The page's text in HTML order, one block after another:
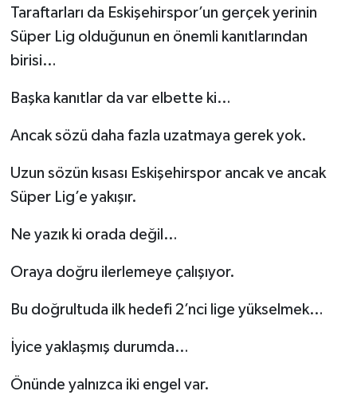
Taraftarları da Eskişehirspor’un gerçek yerinin
Süper Lig olduğunun en önemli kanıtlarından
birisi…
Başka kanıtlar da var elbette ki…
Ancak sözü daha fazla uzatmaya gerek yok.
Uzun sözün kısası Eskişehirspor ancak ve ancak
Süper Lig’e yakışır.
Ne yazık ki orada değil…
Oraya doğru ilerlemeye çalışıyor.
Bu doğrultuda ilk hedefi 2’nci lige yükselmek…
İyice yaklaşmış durumda…
Önünde yalnızca iki engel var.